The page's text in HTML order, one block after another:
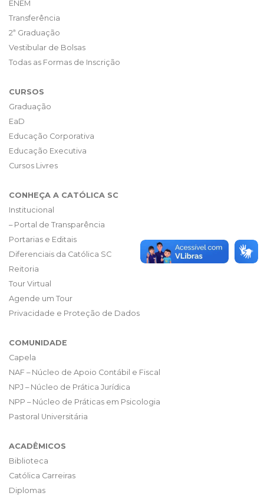
ENEM
Transferência
2ª Graduação
Vestibular de Bolsas
Todas as Formas de Inscrição
CURSOS
Graduação
EaD
Educação Corporativa
Educação Executiva
Cursos Livres
CONHEÇA A CATÓLICA SC
Institucional
– Portal de Transparência
Portarias e Editais
Diferenciais da Católica SC
Reitoria
Tour Virtual
Agende um Tour
Privacidade e Proteção de Dados
COMUNIDADE
Capela
NAF – Núcleo de Apoio Contábil e Fiscal
NPJ – Núcleo de Prática Jurídica
NPP – Núcleo de Práticas em Psicologia
Pastoral Universitária
ACADÊMICOS
Biblioteca
Católica Carreiras
Diplomas